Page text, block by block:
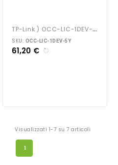
T
P-Link ) OCC-LIC-1DEV-5Y
SKU: OCC-LIC-1DEV-5Y
61,20 €
Visualizzati 1-7 su 7 articoli
1